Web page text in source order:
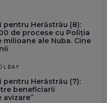
pentru Herăstrău (8):
de procese cu Poliția
milioane ale Nuba. Cine
pentru Herăstrău (7):
beneficiarii
avizare”